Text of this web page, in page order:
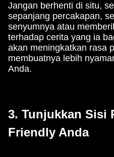
Jangan berhenti di situ,
sepanjang percakapan,
senyumnya atau
terhadap cerita yang ia
akan meningkatkan rasa
membuatnya lebih
Anda.
3. Tunjukkan Sisi
Friendly Anda